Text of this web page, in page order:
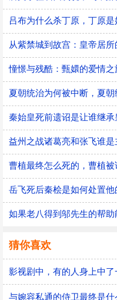
吕布为什么杀丁原，丁原是
从紫禁城到故宫：皇帝居
憧憬与残酷：甄嬛的爱情之
夏朝统治为何被中断，夏
益州之战诸葛亮和张飞谁是
曹植最终怎么死的，曹植被
如果老八得到邬先生的帮
猜你喜欢
与婉容私通的侍卫最终是什